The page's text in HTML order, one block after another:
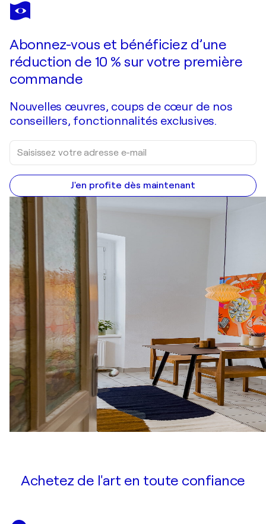
JORDI MACHÍ
Alma
Abonnez-vous et bénéficiez d’une
réduction de 10 % sur votre première
commande
Nouvelles œuvres, coups de cœur de nos
conseillers, fonctionnalités exclusives.
J'en profite dès maintenant
Achetez de l'art en toute confiance